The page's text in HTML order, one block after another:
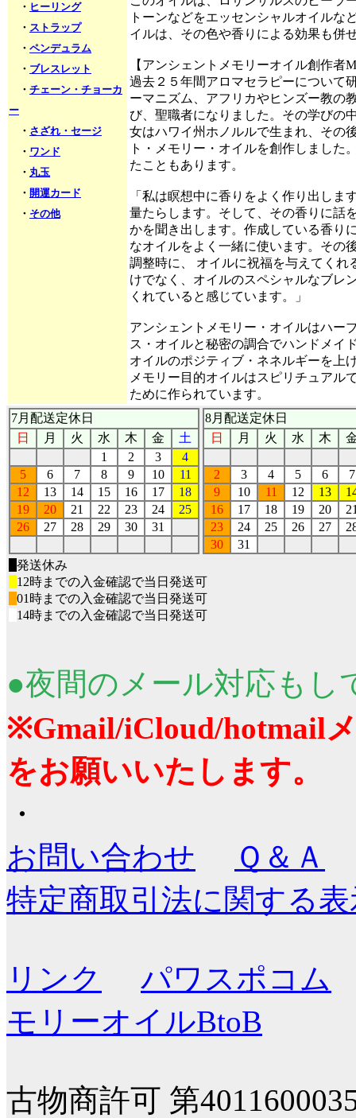
・ ヒーリング
・ ストラップ
・ ペンデュラム
・ ブレスレット
・ チェーン・チョーカ
ー
・ さざれ・セージ
・ ワンド
・ 丸玉
・ 開運カード
・ その他
トーンなどをエッセンシャルオイル
イルは、その色や香りによる効果も併
【アンシェントメモリーオイル創作者
過去２５年間アロマセラピーについて
ーマニズム、アフリカやヒンズー教の
び、聖職者になりました。その学びの
女はハワイ州ホノルルで生まれ、その
ト・メモリー・オイルを創作しまし
たこともあります。
「私は瞑想中に香りをよく作り出し
量たらします。そして、その香りに話
かを聞き出します。作成している香り
なオイルをよく一緒に使います。その
調整時に、 オイルに祝福を与えてく
けでなく、オイルのスペシャルなブレ
くれていると感じています。」
アンシェントメモリー・オイルはハー
ス・オイルと秘密の調合でハンドメイ
オイルのポジティブ・ネネルギーを上
メモリー目的オイルはスピリチュアル
ために作られています。
7月配送定休日
日
月 火 水 木 金
土
1
2 3
4
5
6 7 8 9 10
11
12
13 14 15 16 17
18
19
20 21 22 23 24
25
26
27 28 29 30 31
8月配送定休日
日
月 火 水 木
2 3 4 5 6
7
9
10 11 12 13
16
17 18 19 20
23
24 25 26 27
30
31
発送休み
12時までの入金確認で当日発送可
01時までの入金確認で当日発送可
14時までの入金確認で当日発送可
●夜間のメール対応もし
※Gmail/iCloud/hotmail
をお願いいたします。
・
お問い合わせ
Ｑ＆Ａ
特定商取引法に関する
リンク
パワスポコム
モリーオイルBtoB
古物商許可 第